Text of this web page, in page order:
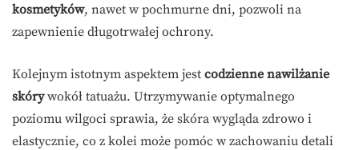
kosmetyków, nawet w pochmurne dni, pozwoli na
zapewnienie długotrwałej ochrony.
Kolejnym istotnym aspektem jest codzienne nawilżanie
skórywokół tatuażu. Utrzymywanie optymalnego
poziomu wilgoci sprawia, że skóra wygląda zdrowo i
elastycznie, co z kolei może pomóc w zachowaniu detali